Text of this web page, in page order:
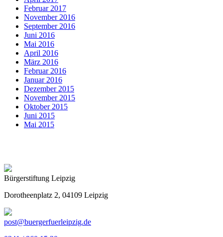
Februar 2017
November 2016
September 2016
Juni 2016
Mai 2016
April 2016
März 2016
Februar 2016
Januar 2016
Dezember 2015
November 2015
Oktober 2015
Juni 2015
Mai 2015
Bürgerstiftung Leipzig
Dorotheenplatz 2, 04109 Leipzig
post@buergerfuerleipzig.de